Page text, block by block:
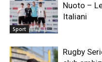
Sport
Nuoto –
Italiani
Rugby